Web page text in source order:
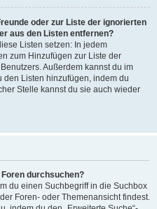
oder zur Liste der ignorierten
aus den Listen entfernen?
Listen setzen: In jedem
zum Hinzufügen zur Liste der
Außerdem kannst du im
Listen hinzufügen, indem du
Stelle kannst du sie auch wieder
durchsuchen?
du einen Suchbegriff in die Suchbox
Foren- oder Themenansicht findest.